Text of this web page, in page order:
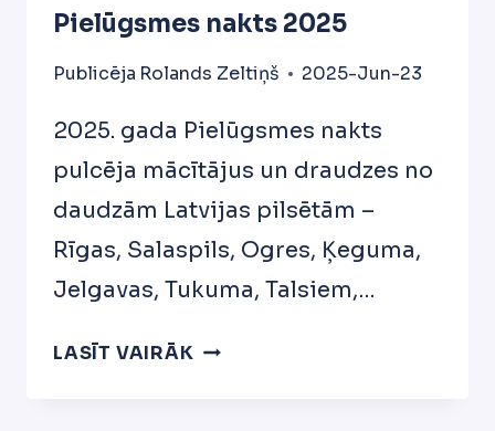
Pielūgsmes nakts 2025
Publicēja Rolands Zeltiņš 2025-Jun-23
2025. gada Pielūgsmes nakts
pulcēja mācītājus un draudzes no
daudzām Latvijas pilsētām –
Rīgas, Salaspils, Ogres, Ķeguma,
Jelgavas, Tukuma, Talsiem,…
LASĪT VAIRĀK PIELŪGSMES